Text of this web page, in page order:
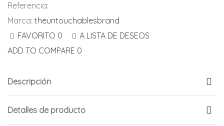
Referencia:
Marca: theuntouchablesbrand
FAVORITO 0
A LISTA DE DESEOS
ADD TO COMPARE 0
Descripción
Detalles de producto